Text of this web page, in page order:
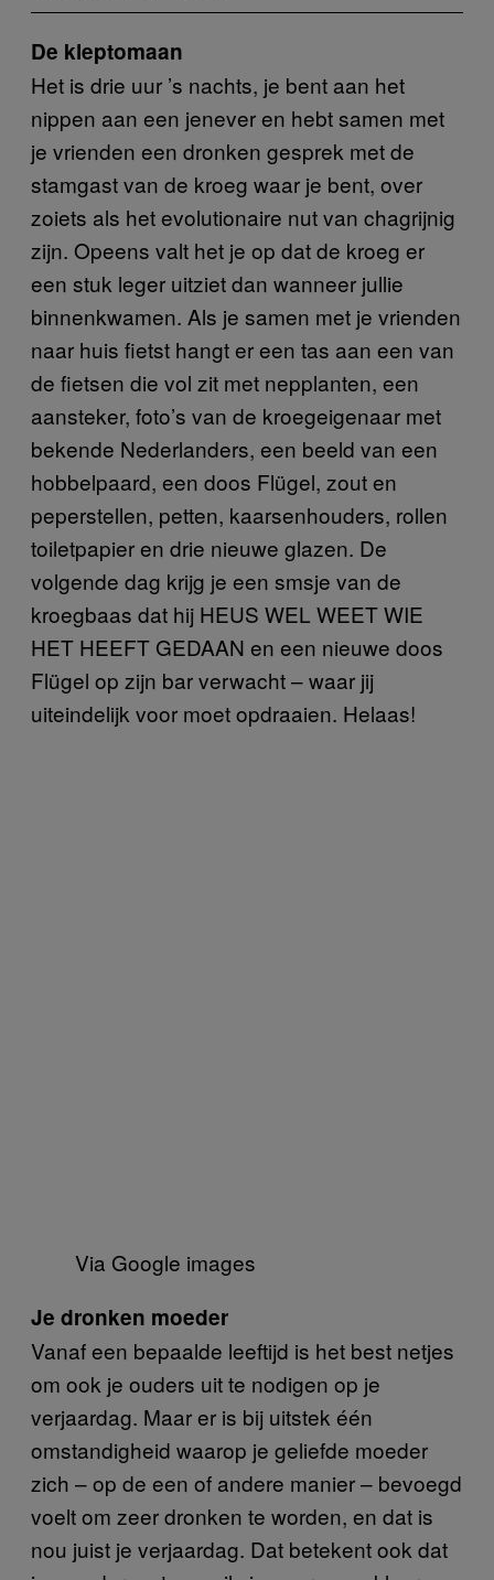
De kleptomaan
Het is drie uur ’s nachts, je bent aan het
nippen aan een jenever en hebt samen met
je vrienden een dronken gesprek met de
stamgast van de kroeg waar je bent, over
zoiets als het evolutionaire nut van chagrijnig
zijn. Opeens valt het je op dat de kroeg er
een stuk leger uitziet dan wanneer jullie
binnenkwamen. Als je samen met je vrienden
naar huis fietst hangt er een tas aan een van
de fietsen die vol zit met nepplanten, een
aansteker, foto’s van de kroegeigenaar met
bekende Nederlanders, een beeld van een
hobbelpaard, een doos Flügel, zout en
peperstellen, petten, kaarsenhouders, rollen
toiletpapier en drie nieuwe glazen. De
volgende dag krijg je een smsje van de
kroegbaas dat hij HEUS WEL WEET WIE
HET HEEFT GEDAAN en een nieuwe doos
Flügel op zijn bar verwacht – waar jij
uiteindelijk voor moet opdraaien. Helaas!
Via Google images
Je dronken moeder
Vanaf een bepaalde leeftijd is het best netjes
om ook je ouders uit te nodigen op je
verjaardag. Maar er is bij uitstek één
omstandigheid waarop je geliefde moeder
zich – op de een of andere manier – bevoegd
voelt om zeer dronken te worden, en dat is
nou juist je verjaardag. Dat betekent ook dat